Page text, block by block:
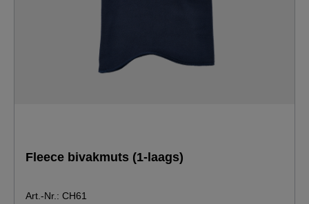
Fleece bivakmuts (1-laags)
Art.-Nr.: CH61